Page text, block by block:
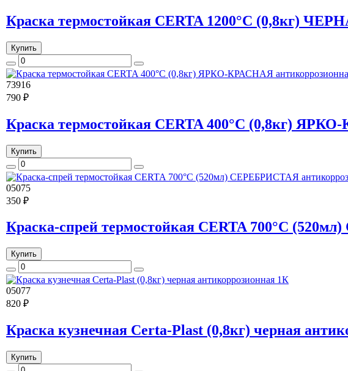
Краска термостойкая CERTA 1200°С (0,8кг)
Купить
73916
790 ₽
Краска термостойкая CERTA 400°С (0,8кг)
Купить
05075
350 ₽
Краска-спрей термостойкая CERTA 700°С
Купить
05077
820 ₽
Краска кузнечная Certa-Plast (0,8кг) черная
Купить